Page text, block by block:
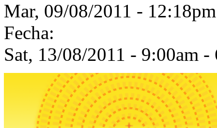
Mar, 09/08/2011 -
Fecha:
Sat, 13/08/2011 - 9:00am -